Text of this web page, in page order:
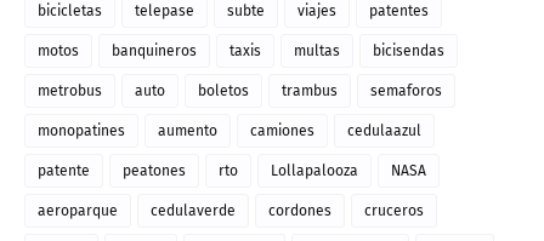
bicicletas telepase subte viajes patentes
motos banquineros taxis multas bicisendas
metrobus auto boletos trambus semaforos
monopatines aumento camiones cedulaazul
patente peatones rto Lollapalooza NASA
aeroparque cedulaverde cordones cruceros